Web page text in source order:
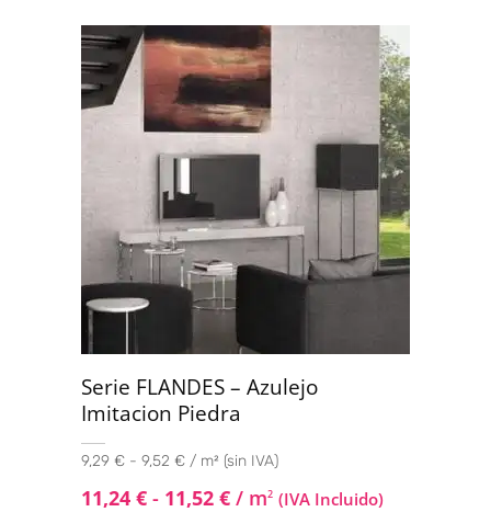
Serie FLANDES – Azulejo
Imitacion Piedra
9,29 € - 9,52 € / m² (sin IVA)
11,24 € - 11,52 € / m2 (IVA Incluido)